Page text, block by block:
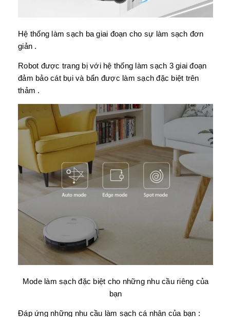
Hệ thống làm sạch ba giai đoạn cho sự làm sạch đơn
giản .
Robot được trang bị với hệ thống làm sạch 3 giai đoạn
đảm bảo cát bụi và bẩn được làm sạch đặc biệt trên
thảm .
Mode làm sạch đặc biệt cho những nhu cầu riêng của
bạn
Đáp ứng những nhu cầu làm sạch cá nhân của bạn :